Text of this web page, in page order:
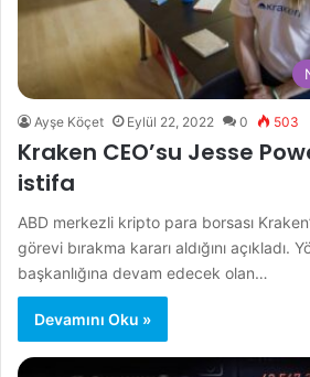
Ayşe Köçet Eylül 22, 2022 0 503
Kraken CEO’su Jesse
istifa
ABD merkezli kripto para borsası
görevi bırakma kararı aldığını açıkladı.
başkanlığına devam edecek olan…
Devamını Oku »